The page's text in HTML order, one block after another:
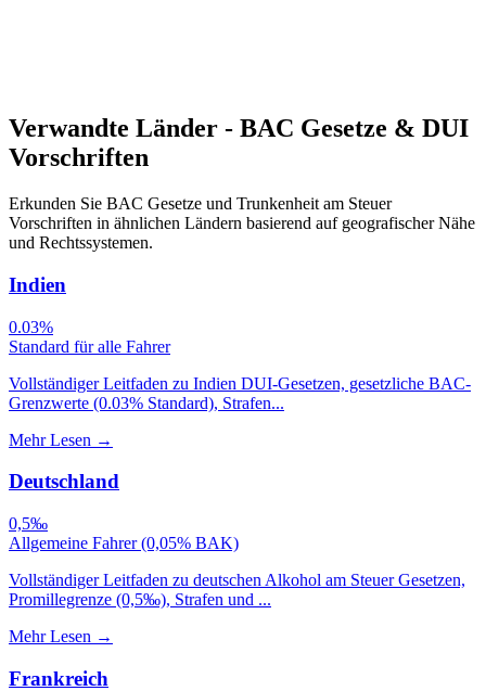
Verwandte Länder - BAC Gesetze & DUI
Vorschriften
Erkunden Sie BAC Gesetze und Trunkenheit am Steuer
Vorschriften in ähnlichen Ländern basierend auf geografischer Nähe
und Rechtssystemen.
Indien
0.03%
Standard für alle Fahrer
Vollständiger Leitfaden zu Indien DUI-Gesetzen, gesetzliche BAC-
Grenzwerte (0.03% Standard), Strafen...
Mehr Lesen →
Deutschland
0,5‰
Allgemeine Fahrer (0,05% BAK)
Vollständiger Leitfaden zu deutschen Alkohol am Steuer Gesetzen,
Promillegrenze (0,5‰), Strafen und ...
Mehr Lesen →
Frankreich